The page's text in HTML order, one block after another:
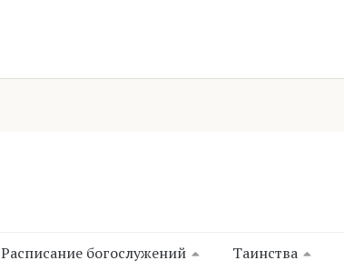
Расписание богослужений Таинства